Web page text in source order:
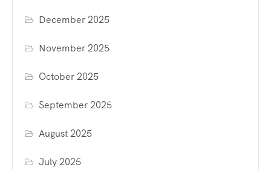
December 2025
November 2025
October 2025
September 2025
August 2025
July 2025